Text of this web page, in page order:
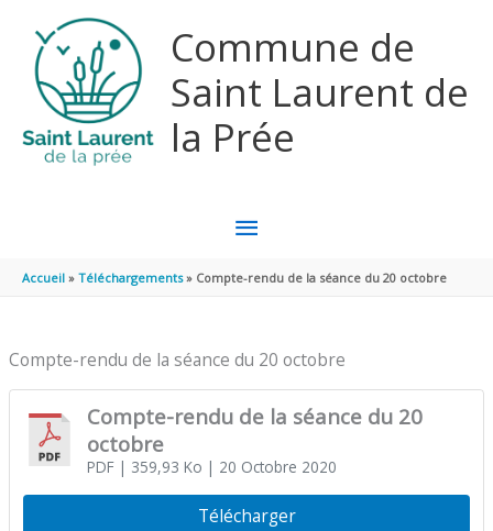
Commune de
Saint Laurent de
la Prée
MENU
PRINCIPAL
Accueil Téléchargements Compte-rendu de la séance du 20 octobre
Compte-rendu de la séance du 20 octobre
Compte-rendu de la séance du 20
octobre
PDF| 359,93 Ko | 20 Octobre 2020
Télécharger